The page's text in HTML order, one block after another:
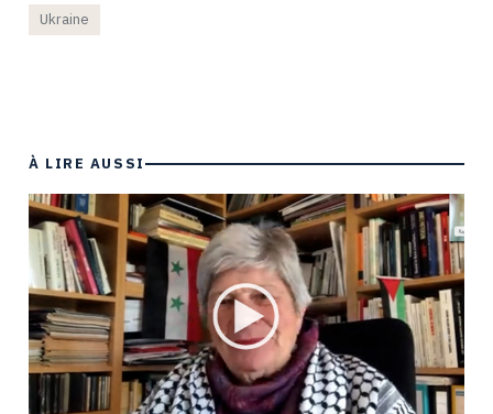
Ukraine
À LIRE AUSSI